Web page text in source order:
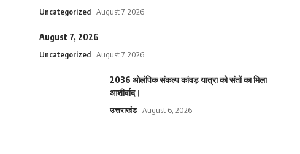
Uncategorized August 7, 2026
August 7, 2026
Uncategorized August 7, 2026
2036 ओलंपिक संकल्प कांवड़ यात्रा को संतों का मिला
आशीर्वाद।
उत्तराखंड August 6, 2026